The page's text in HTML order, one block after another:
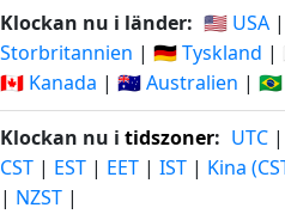
Klockan nu i länder: 🇺🇸 USA |
Storbritannien | 🇩🇪 Tyskland |
🇨🇦 Kanada | 🇦🇺 Australien |
Klockan nu i tidszoner: UTC |
CST | EST | EET | IST | Kina
| NZST |